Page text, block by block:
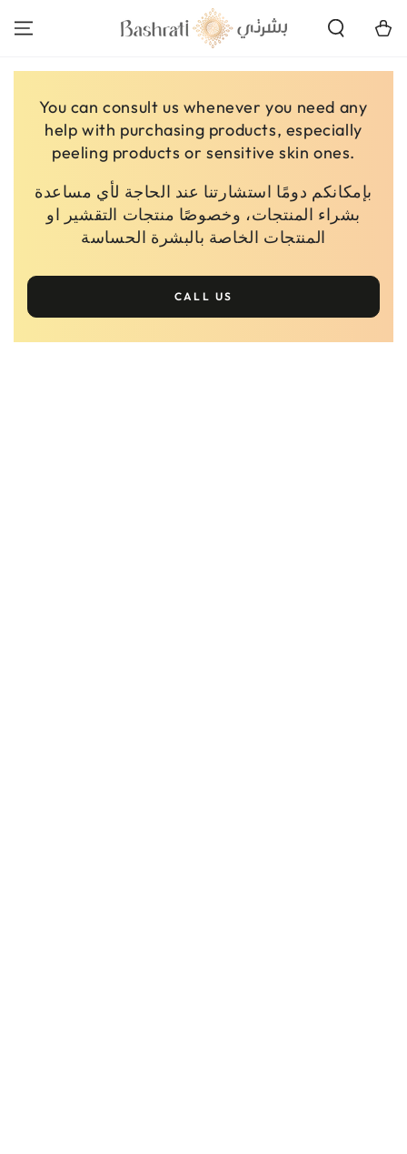
CONTENT
Cart
You can consult us whenever you need any
help with purchasing products, especially
peeling products or sensitive skin ones.
بإمكانكم دومًا استشارتنا عند الحاجة لأي مساعدة
بشراء المنتجات، وخصوصًا منتجات التقشير او
المنتجات الخاصة بالبشرة الحساسة
CALL US